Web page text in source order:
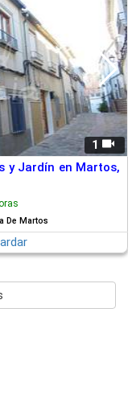
1
y Jardín en Martos,
De Martos